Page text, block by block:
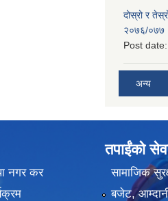
दोस्रो र
२०७६/०७७
Post date:
अन्य
नगर कर
तपाईंको
सामाजिक
बजेट,